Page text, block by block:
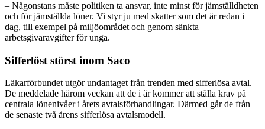
– Någonstans måste politiken ta ansvar, inte minst för jämställdheten
och för jämställda löner. Vi styr ju med skatter som det är redan i
dag, till exempel på miljöområdet och genom sänkta
arbetsgivaravgifter för unga.
Sifferlöst störst inom Saco
Läkarförbundet utgör undantaget från trenden med sifferlösa avtal.
De meddelade härom veckan att de i år kommer att ställa krav på
centrala lönenivåer i årets avtalsförhandlingar. Därmed går de från
de senaste två årens sifferlösa avtalsmodell.